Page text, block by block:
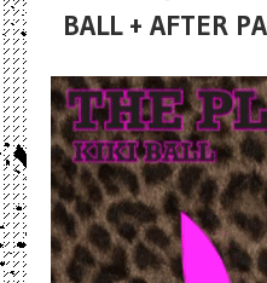
BALL + AFTER